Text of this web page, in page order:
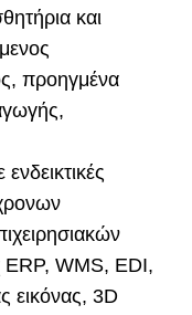
και
προηγμένα
ERP, WMS, ΕDI,
εικόνας, 3D